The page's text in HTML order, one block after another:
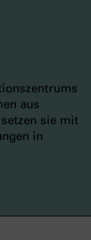
aus
sie mit
in